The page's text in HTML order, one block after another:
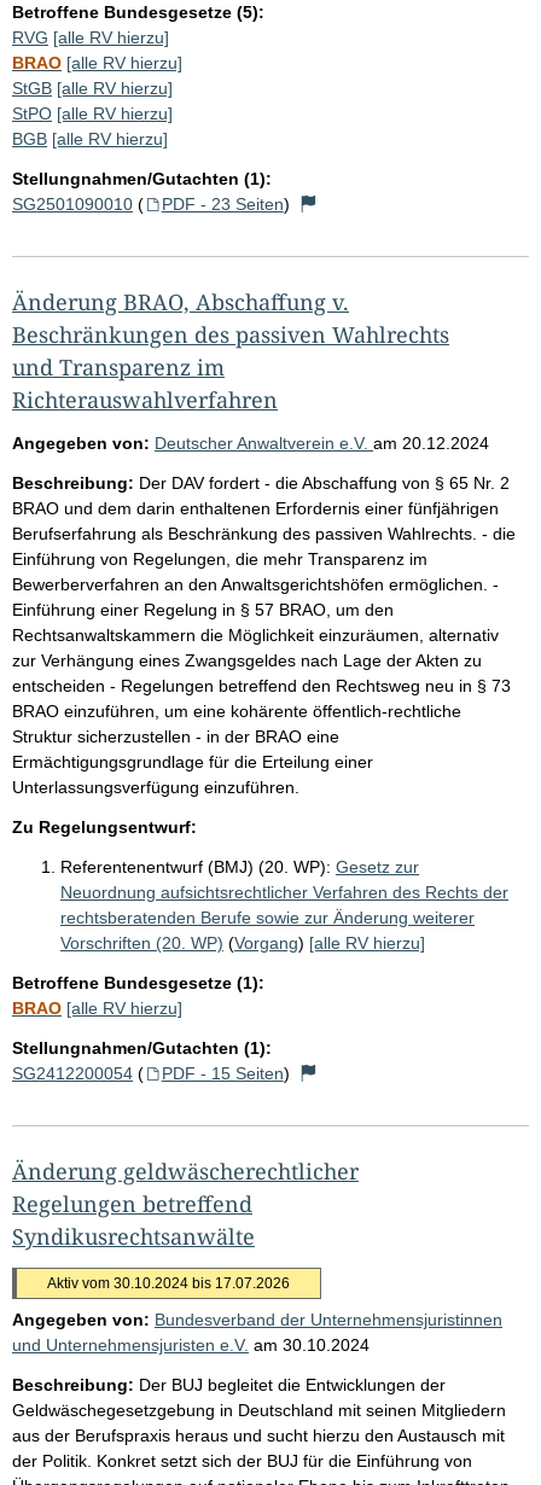
Betroffene Bundesgesetze (5):
RVG [alle RV hierzu]
BRAO [alle RV hierzu]
StGB [alle RV hierzu]
StPO [alle RV hierzu]
BGB [alle RV hierzu]
Stellungnahmen/Gutachten (1):
SG2501090010 ( PDF - 23 Seiten)
Änderung BRAO, Abschaffung v.
Beschränkungen des passiven Wahlrechts
und Transparenz im
Richterauswahlverfahren
Angegeben von: Deutscher Anwaltverein e.V. am 20.12.2024
Beschreibung: Der DAV fordert - die Abschaffung von § 65 Nr. 2
BRAO und dem darin enthaltenen Erfordernis einer fünfjährigen
Berufserfahrung als Beschränkung des passiven Wahlrechts. - die
Einführung von Regelungen, die mehr Transparenz im
Bewerberverfahren an den Anwaltsgerichtshöfen ermöglichen. -
Einführung einer Regelung in § 57 BRAO, um den
Rechtsanwaltskammern die Möglichkeit einzuräumen, alternativ
zur Verhängung eines Zwangsgeldes nach Lage der Akten zu
entscheiden - Regelungen betreffend den Rechtsweg neu in § 73
BRAO einzuführen, um eine kohärente öffentlich-rechtliche
Struktur sicherzustellen - in der BRAO eine
Ermächtigungsgrundlage für die Erteilung einer
Unterlassungsverfügung einzuführen.
Zu Regelungsentwurf:
Referentenentwurf (BMJ) (20. WP): Gesetz zur
Neuordnung aufsichtsrechtlicher Verfahren des Rechts der
rechtsberatenden Berufe sowie zur Änderung weiterer
Vorschriften (20. WP) (Vorgang) [alle RV hierzu]
Betroffene Bundesgesetze (1):
BRAO [alle RV hierzu]
Stellungnahmen/Gutachten (1):
SG2412200054 ( PDF - 15 Seiten)
Änderung geldwäscherechtlicher
Regelungen betreffend
Syndikusrechtsanwälte
Aktiv vom 30.10.2024 bis 17.07.2026
Angegeben von: Bundesverband der Unternehmensjuristinnen
und Unternehmensjuristen e.V. am 30.10.2024
Beschreibung: Der BUJ begleitet die Entwicklungen der
Geldwäschegesetzgebung in Deutschland mit seinen Mitgliedern
aus der Berufspraxis heraus und sucht hierzu den Austausch mit
der Politik. Konkret setzt sich der BUJ für die Einführung von